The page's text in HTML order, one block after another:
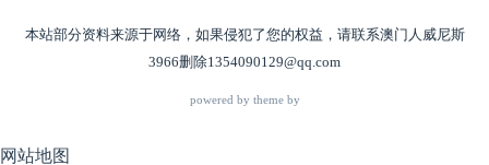
本站部分资料来源于网络，如果侵犯了您的权益，请联系澳门人威尼斯
3966删除1354090129@qq.com
powered by theme by
网站地图